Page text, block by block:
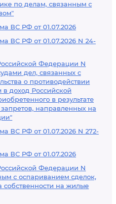
по делам, связанным с
ВС РФ от 01.07.2026
ВС РФ от 01.07.2026 N 24-
Федерации N
дел, связанных с
о противодействии
доход Российской
в результате
направленных на
ВС РФ от 01.07.2026 N 272-
ВС РФ от 01.07.2026
Федерации N
с оспариванием сделок,
на жилые